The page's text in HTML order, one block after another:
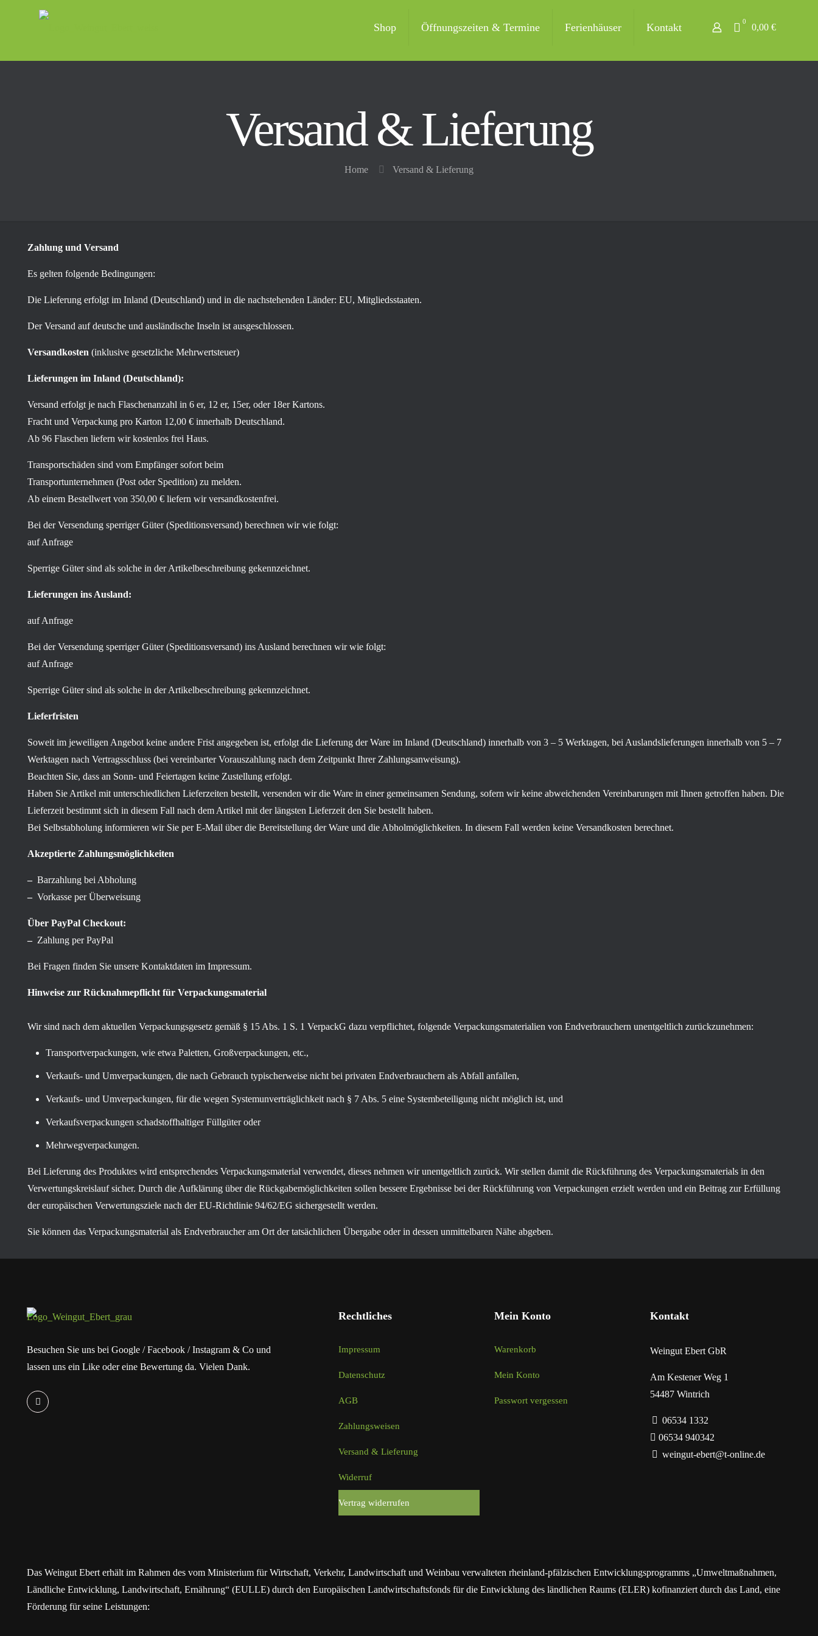
Shop Öffnungszeiten & Termine Ferienhäuser Kontakt 0
0,00 €
Versand & Lieferung
Home Versand & Lieferung
Zahlung und Versand
Es gelten folgende Bedingungen:
Die Lieferung erfolgt im Inland (Deutschland) und in die nachstehenden Länder: EU, Mitgliedsstaaten.
Der Versand auf deutsche und ausländische Inseln ist ausgeschlossen.
Versandkosten (inklusive gesetzliche Mehrwertsteuer)
Lieferungen im Inland (Deutschland):
Versand erfolgt je nach Flaschenanzahl in 6 er, 12 er, 15er, oder 18er Kartons.
Fracht und Verpackung pro Karton 12,00 € innerhalb Deutschland.
Ab 96 Flaschen liefern wir kostenlos frei Haus.
Transportschäden sind vom Empfänger sofort beim
Transportunternehmen (Post oder Spedition) zu melden.
Ab einem Bestellwert von 350,00 € liefern wir versandkostenfrei.
Bei der Versendung sperriger Güter (Speditionsversand) berechnen wir wie folgt:
auf Anfrage
Sperrige Güter sind als solche in der Artikelbeschreibung gekennzeichnet.
Lieferungen ins Ausland:
auf Anfrage
Bei der Versendung sperriger Güter (Speditionsversand) ins Ausland berechnen wir wie folgt:
auf Anfrage
Sperrige Güter sind als solche in der Artikelbeschreibung gekennzeichnet.
Lieferfristen
Soweit im jeweiligen Angebot keine andere Frist angegeben ist, erfolgt die Lieferung der Ware im Inland (Deutschland) innerhalb von 3 – 5 Werktagen, bei Auslandslieferungen innerhalb von 5 – 7
Werktagen nach Vertragsschluss (bei vereinbarter Vorauszahlung nach dem Zeitpunkt Ihrer Zahlungsanweisung).
Beachten Sie, dass an Sonn- und Feiertagen keine Zustellung erfolgt.
Haben Sie Artikel mit unterschiedlichen Lieferzeiten bestellt, versenden wir die Ware in einer gemeinsamen Sendung, sofern wir keine abweichenden Vereinbarungen mit Ihnen getroffen haben. Die
Lieferzeit bestimmt sich in diesem Fall nach dem Artikel mit der längsten Lieferzeit den Sie bestellt haben.
Bei Selbstabholung informieren wir Sie per E-Mail über die Bereitstellung der Ware und die Abholmöglichkeiten. In diesem Fall werden keine Versandkosten berechnet.
Akzeptierte Zahlungsmöglichkeiten
– Barzahlung bei Abholung
– Vorkasse per Überweisung
Über PayPal Checkout:
–Zahlung per PayPal
Bei Fragen finden Sie unsere Kontaktdaten im Impressum.
Hinweise zur Rücknahmepflicht für Verpackungsmaterial
Wir sind nach dem aktuellen Verpackungsgesetz gemäß § 15 Abs. 1 S. 1 VerpackG dazu verpflichtet, folgende Verpackungsmaterialien von Endverbrauchern unentgeltlich zurückzunehmen:
Transportverpackungen, wie etwa Paletten, Großverpackungen, etc.,
Verkaufs- und Umverpackungen, die nach Gebrauch typischerweise nicht bei privaten Endverbrauchern als Abfall anfallen,
Verkaufs- und Umverpackungen, für die wegen Systemunverträglichkeit nach § 7 Abs. 5 eine Systembeteiligung nicht möglich ist, und
Verkaufsverpackungen schadstoffhaltiger Füllgüter oder
Mehrwegverpackungen.
Bei Lieferung des Produktes wird entsprechendes Verpackungsmaterial verwendet, dieses nehmen wir unentgeltlich zurück. Wir stellen damit die Rückführung des Verpackungsmaterials in den
Verwertungskreislauf sicher. Durch die Aufklärung über die Rückgabemöglichkeiten sollen bessere Ergebnisse bei der Rückführung von Verpackungen erzielt werden und ein Beitrag zur Erfüllung
der europäischen Verwertungsziele nach der EU-Richtlinie 94/62/EG sichergestellt werden.
Sie können das Verpackungsmaterial als Endverbraucher am Ort der tatsächlichen Übergabe oder in dessen unmittelbaren Nähe abgeben.
Besuchen Sie uns bei Google / Facebook / Instagram & Co und
lassen uns ein Like oder eine Bewertung da. Vielen Dank.
Rechtliches
Impressum
Datenschutz
AGB
Zahlungsweisen
Versand & Lieferung
Widerruf
Vertrag widerrufen
Mein Konto
Warenkorb
Mein Konto
Passwort vergessen
Kontakt
Weingut Ebert GbR
Am Kestener Weg 1
54487 Wintrich
06534 1332
06534 940342
weingut-ebert@t-online.de
Das Weingut Ebert erhält im Rahmen des vom Ministerium für Wirtschaft, Verkehr, Landwirtschaft und Weinbau verwalteten rheinland-pfälzischen Entwicklungsprogramms „Umweltmaßnahmen,
Ländliche Entwicklung, Landwirtschaft, Ernährung“ (EULLE) durch den Europäischen Landwirtschaftsfonds für die Entwicklung des ländlichen Raums (ELER) kofinanziert durch das Land, eine
Förderung für seine Leistungen: